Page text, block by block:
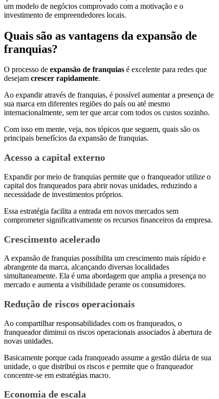
um modelo de negócios comprovado com a motivação e o
investimento de empreendedores locais.
Quais são as vantagens da expansão de
franquias?
O processo de expansão de franquias é excelente para redes que
desejam crescer rapidamente.
Ao expandir através de franquias, é possível aumentar a presença de
sua marca em diferentes regiões do país ou até mesmo
internacionalmente, sem ter que arcar com todos os custos sozinho.
Com isso em mente, veja, nos tópicos que seguem, quais são os
principais benefícios da expansão de franquias.
Acesso a capital externo
Expandir por meio de franquias permite que o franqueador utilize o
capital dos franqueados para abrir novas unidades, reduzindo a
necessidade de investimentos próprios.
Essa estratégia facilita a entrada em novos mercados sem
comprometer significativamente os recursos financeiros da empresa.
Crescimento acelerado
A expansão de franquias possibilita um crescimento mais rápido e
abrangente da marca, alcançando diversas localidades
simultaneamente. Ela é uma abordagem que amplia a presença no
mercado e aumenta a visibilidade perante os consumidores.
Redução de riscos operacionais
Ao compartilhar responsabilidades com os franqueados, o
franqueador diminui os riscos operacionais associados à abertura de
novas unidades.
Basicamente porque cada franqueado assume a gestão diária de sua
unidade, o que distribui os riscos e permite que o franqueador
concentre-se em estratégias macro.
Economia de escala